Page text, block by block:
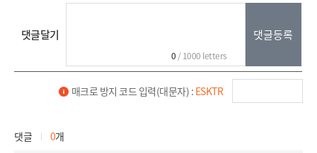
댓글달기
0 / 1000 letters
매크로 방지 코드 입력(대문자) : ESKTR
댓글 0개